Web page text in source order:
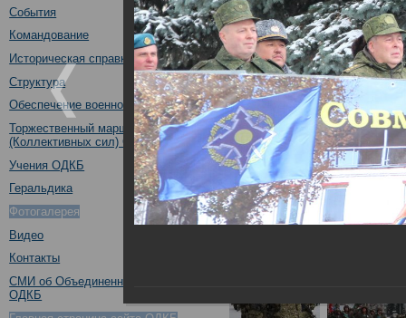
События
Командование
Историческая справка
Структура
Обеспечение военной безопасности
Торжественный марш Войск
(Коллективных сил) ОДКБ
Учения ОДКБ
Геральдика
Фотогалерея
Видео
Контакты
СМИ об Объединенном штабе
ОДКБ
учений с
членов ОДКБ
30.10.2018